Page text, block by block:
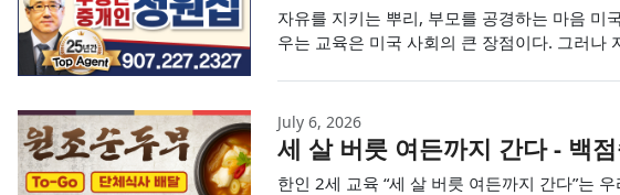
자유를 지키는 뿌리, 부모를 공경하는 마음 미
우는 교육은 미국 사회의 큰 장점이다. 그러나
July 6, 2026
세 살 버릇 여든까지 간다 - 백
한인 2세 교육 “세 살 버릇 여든까지 간다”는